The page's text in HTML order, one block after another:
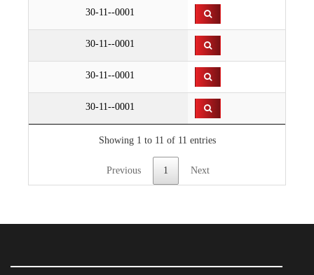
30-11--0001
30-11--0001
30-11--0001
30-11--0001
Showing 1 to 11 of 11 entries
Previous 1 Next